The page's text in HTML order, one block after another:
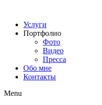
содержимому
Услуги
Портфолио
Фото
Видео
Пресса
Обо мне
Контакты
Menu